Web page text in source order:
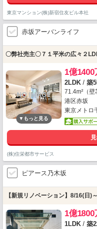
東京マンション(株)新宿住友ビル本社
赤坂アーバンライフ
〇弊社売主〇７１平米の広々２
1億1400
2LDK / 築
71.4m²（壁
港区赤坂
東京メトロ
(株)住栄都市サービス
ピアース乃木坂
【新規リノベーション】8/16(日)
1億1800
1LDK / 築